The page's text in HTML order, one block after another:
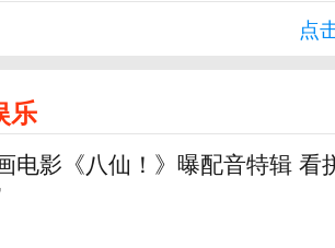
点
乐
电影《八仙！》曝配音特辑 看